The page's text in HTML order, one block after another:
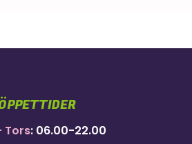
Tors: 06.00-22.00